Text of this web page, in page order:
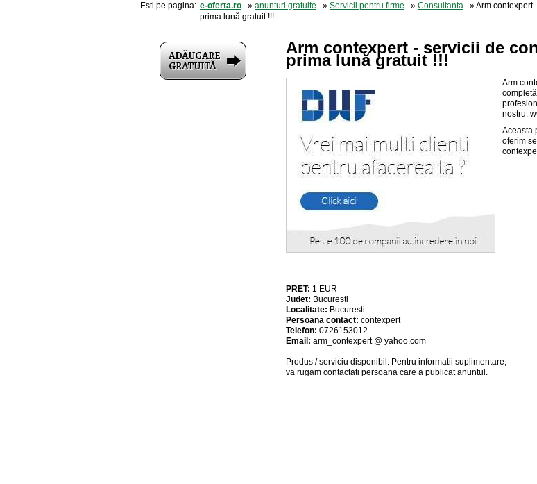
Esti pe pagina: e-oferta.ro » anunturi gratuite » Servicii pentru firme » Consultanta » Arm contexpert
prima lună gratuit !!!
Arm contexpert - servicii de
prima lună gratuit !!!
Arm
nostru:
PRET: 1 EUR
Judet: Bucuresti
Localitate: Bucuresti
Persoana contact: contexpert
Telefon: 0726153012
Email: arm_contexpert @ yahoo.com
Produs / serviciu disponibil . Pentru informatii suplimentare,
va rugam contactati persoana care a publicat anuntul.
Aceasta
oferim